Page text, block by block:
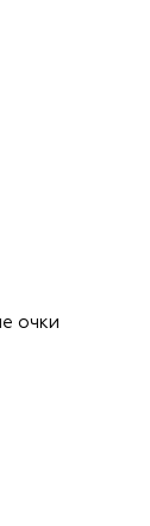
очки